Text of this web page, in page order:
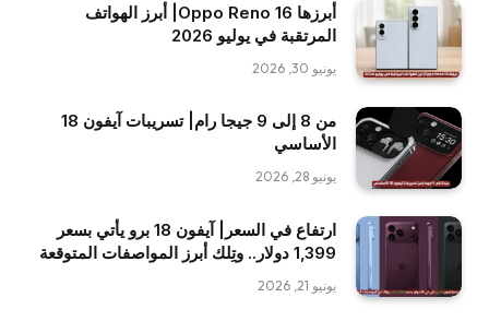
أبرزها Oppo Reno 16| أبرز الهواتف
المرتقبة في يوليو 2026
يونيو 30, 2026
من 8 إلى 9 جيجا رام| تسريبات آيفون 18
الأساسي
يونيو 28, 2026
ارتفاع في السعر| آيفون 18 برو يأتي بسعر
1,399 دولار.. وتِلك أبرز المواصفات المتوقعة
يونيو 21, 2026